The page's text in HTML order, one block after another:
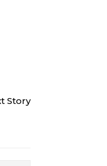
Story